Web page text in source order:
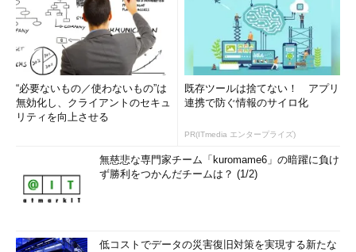
“必要ないもの／使わないもの”は
無効化し、クライアントのセキュ
リティを向上させる
既存ツールは捨てない！ アプリ
連携で防ぐ情報のサイロ化
PR(ITmedia エンタープライズ)
無慈悲な専門家チーム「kuromame6」の暗躍に負け
ず勝利をつかんだチームは？ (1/2)
低コストでデータの災害復旧対策を実現する新たな